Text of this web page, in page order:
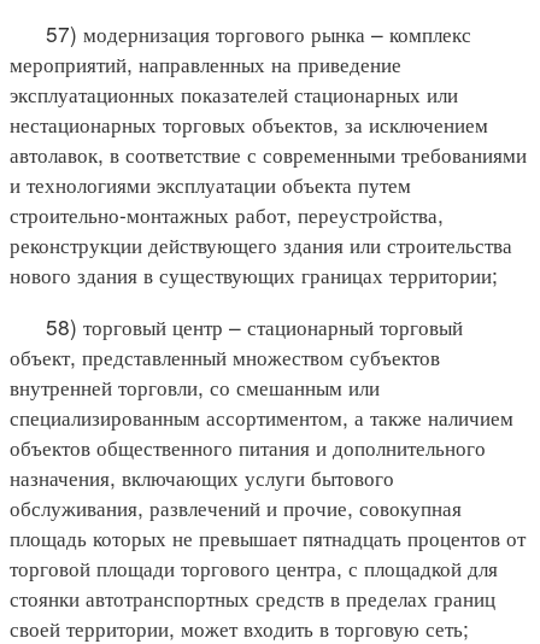
57) модернизация торгового рынка – комплекс
мероприятий, направленных на приведение
эксплуатационных показателей стационарных или
нестационарных торговых объектов, за исключением
автолавок, в соответствие с современными требованиями
и технологиями эксплуатации объекта путем
строительно-монтажных работ, переустройства,
реконструкции действующего здания или строительства
нового здания в существующих границах территории;
58) торговый центр – стационарный торговый
объект, представленный множеством субъектов
внутренней торговли, со смешанным или
специализированным ассортиментом, а также наличием
объектов общественного питания и дополнительного
назначения, включающих услуги бытового
обслуживания, развлечений и прочие, совокупная
площадь которых не превышает пятнадцать процентов от
торговой площади торгового центра, с площадкой для
стоянки автотранспортных средств в пределах границ
своей территории, может входить в торговую сеть;